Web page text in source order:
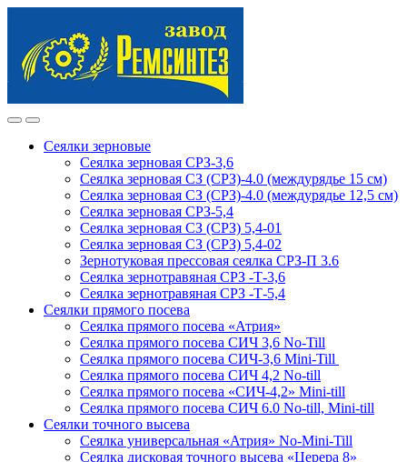
navigation
content
Сеялки зерновые
Сеялка зерновая СРЗ-3,6
Сеялка зерновая СЗ (СРЗ)-4.0 (междурядье 15 см)
Сеялка зерновая СЗ (СРЗ)-4.0 (междурядье 12,5 см)
Сеялка зерновая СРЗ-5,4
Сеялка зерновая СЗ (СРЗ) 5,4-01
Сеялка зерновая СЗ (СРЗ) 5,4-02
Зернотуковая прессовая сеялка СРЗ-П 3.6
Сеялка зернотравяная СРЗ -Т-3,6
Сеялка зернотравяная СРЗ -Т-5,4
Сеялки прямого посева
Сеялка прямого посева «Атрия»
Сеялка прямого посева СИЧ 3,6 No-Till
Сеялка прямого посева СИЧ-3,6 Mini-Till
Сеялка прямого посева СИЧ 4,2 No-till
Сеялка прямого посева «СИЧ-4,2» Mini-till
Сеялка прямого посева СИЧ 6.0 No-till, Mini-till
Сеялки точного высева
Сеялка универсальная «Атрия» No-Mini-Till
Сеялка дисковая точного высева «Церера 8»